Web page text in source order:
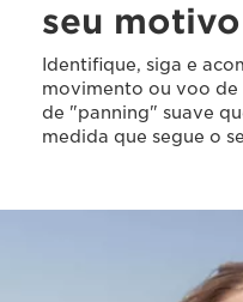
seu motivo
Identifique, siga e
movimento ou voo
de "panning" suave
medida que segue o